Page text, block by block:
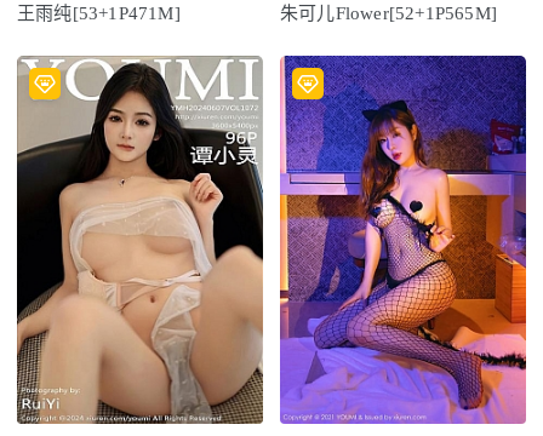
王雨纯[53+1P471M]
朱可儿Flower[52+1P565M]